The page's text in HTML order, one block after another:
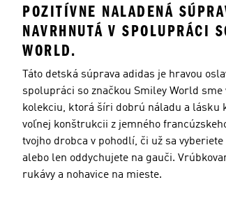
POZITÍVNE NALADENÁ
NAVRHNUTÁ V SPOLUPRÁCI
WORLD.
Táto detská súprava adidas je hravou
spolupráci so značkou Smiley World sme
kolekciu, ktorá šíri dobrú náladu a lásku
voľnej konštrukcii z jemného
tvojho drobca v pohodlí, či už sa vyberiete
alebo len oddychujete na gauči.
rukávy a nohavice na mieste.